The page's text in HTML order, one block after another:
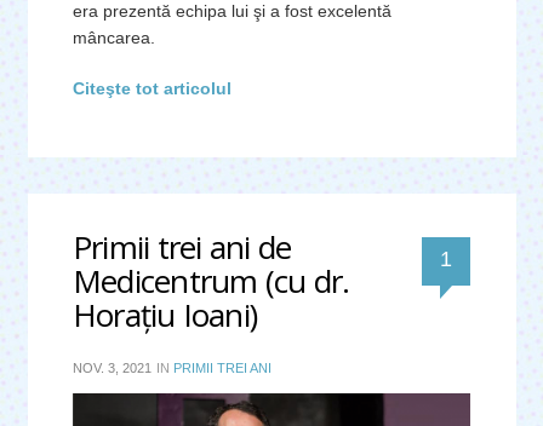
era prezentă echipa lui şi a fost excelentă
mâncarea.
Citeşte tot articolul
Primii trei ani de
Medicentrum (cu dr.
Horaţiu Ioani)
1
NOV. 3, 2021 IN PRIMII TREI ANI